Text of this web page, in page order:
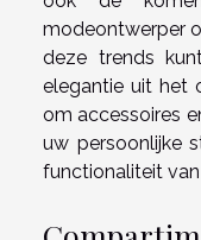
modeontwerper
deze trends
elegantie uit het
om accessoires
uw persoonlijke
functionaliteit